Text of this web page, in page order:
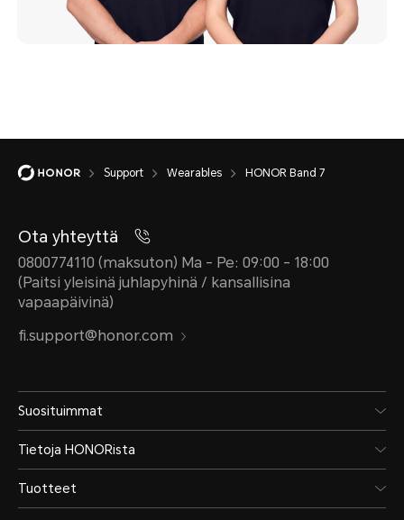
Support Wearables HONOR Band 7
Ota yhteyttä
0800774110 (maksuton) Ma - Pe: 09:00 - 18:00
(Paitsi yleisinä juhlapyhinä / kansallisina
vapaapäivinä)
fi.support@honor.com
Suosituimmat
Tietoja HONORista
Tuotteet